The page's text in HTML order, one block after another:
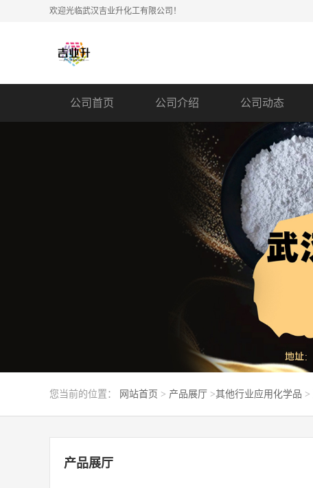
欢迎光临武汉吉业升化工有限公司！
公司首页 公司介绍 公司动态
您当前的位置： 网站首页 > 产品展厅 >其他行业应用化学品 >
产品展厅